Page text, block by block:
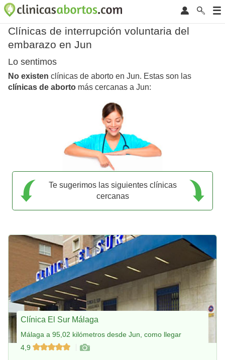
Clínicas de interrupción voluntaria del
embarazo en Jun
Lo sentimos
No existen clínicas de aborto en Jun. Estas son las
clínicas de aborto más cercanas a Jun:
Te sugerimos las siguientes clínicas
cercanas
Clínica El Sur Málaga
Málaga a 95,02 kilómetros desde Jun, como llegar
4,9